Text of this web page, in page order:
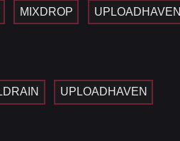
MIXDROP UPLOADHAVEN
UPLOADHAVEN